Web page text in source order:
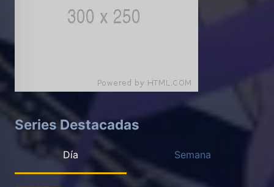
Series Destacadas
Día Semana